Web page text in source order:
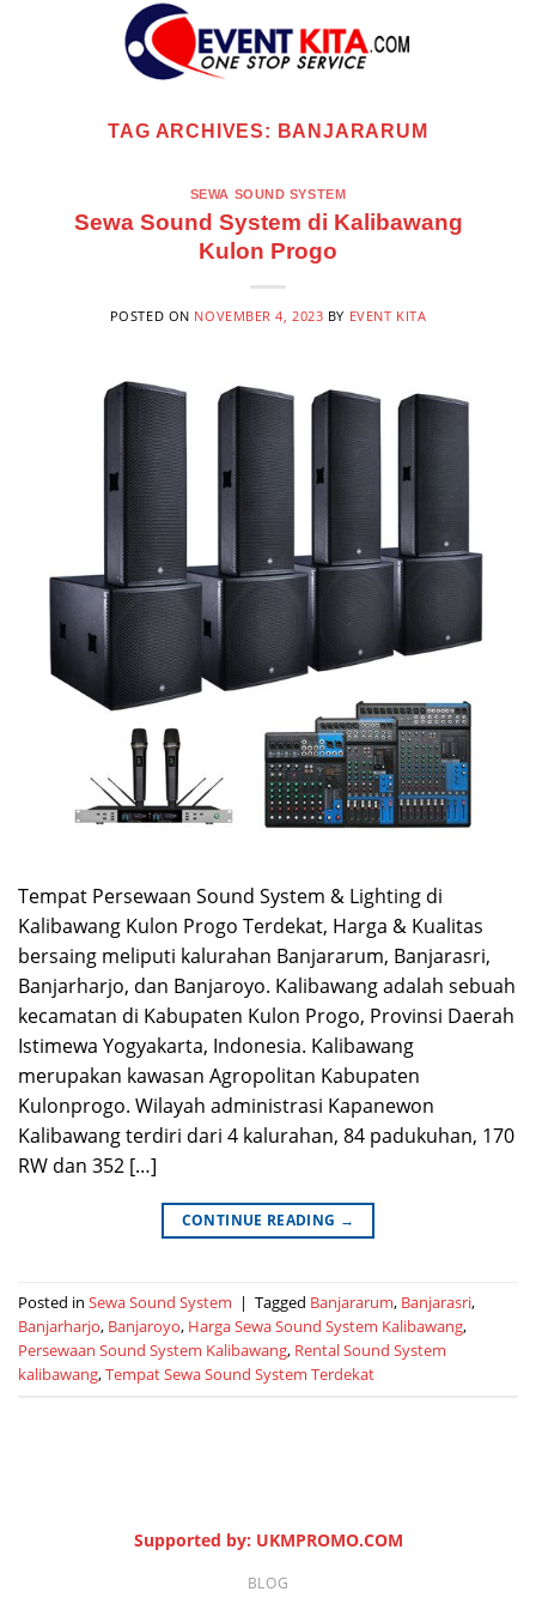
TAG ARCHIVES: BANJARARUM
SEWA SOUND SYSTEM
Sewa Sound System di Kalibawang
Kulon Progo
POSTED ON NOVEMBER 4, 2023 BY EVENT KITA
Tempat Persewaan Sound System & Lighting di
Kalibawang Kulon Progo Terdekat, Harga & Kualitas
bersaing meliputi kalurahan Banjararum, Banjarasri,
Banjarharjo, dan Banjaroyo. Kalibawang adalah sebuah
kecamatan di Kabupaten Kulon Progo, Provinsi Daerah
Istimewa Yogyakarta, Indonesia. Kalibawang
merupakan kawasan Agropolitan Kabupaten
Kulonprogo. Wilayah administrasi Kapanewon
Kalibawang terdiri dari 4 kalurahan, 84 padukuhan, 170
RW dan 352 […]
CONTINUE READING →
Posted in Sewa Sound System | Tagged Banjararum, Banjarasri,
Banjarharjo, Banjaroyo, Harga Sewa Sound System Kalibawang,
Persewaan Sound System Kalibawang, Rental Sound System
kalibawang,Tempat Sewa Sound System Terdekat
Supported by: UKMPROMO.COM
BLOG